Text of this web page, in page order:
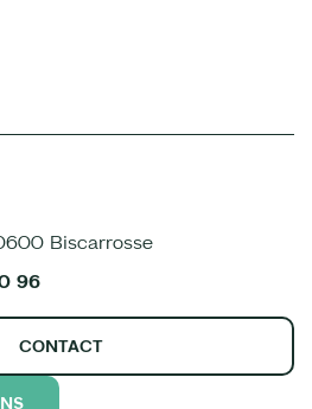
Biscarrosse
96
CONTACT